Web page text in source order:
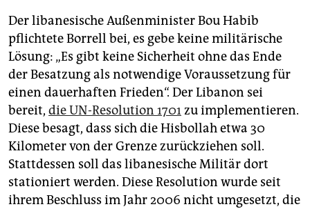
Der libanesische Außenminister Bou Habib
pflichtete Borrell bei, es gebe keine militärische
Lösung: „Es gibt keine Sicherheit ohne das Ende
der Besatzung als notwendige Voraussetzung für
einen dauerhaften Frieden“. Der Libanon sei
bereit, die UN-Resolution 1701zu implementieren.
Diese besagt, dass sich die Hisbollah etwa 30
Kilometer von der Grenze zurückziehen soll.
Stattdessen soll das libanesische Militär dort
stationiert werden. Diese Resolution wurde seit
ihrem Beschluss im Jahr 2006 nicht umgesetzt, die